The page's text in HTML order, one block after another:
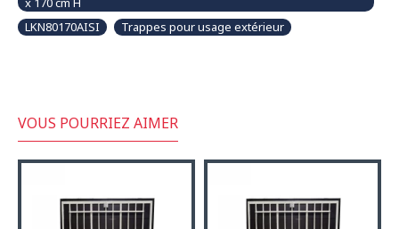
LKN80170AISI
Trappes pour usage extérieur
VOUS POURRIEZ AIMER